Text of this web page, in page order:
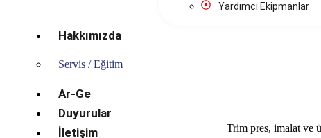
Yardımcı Ekipmanlar
Hakkımızda
Servis / Eğitim
Ar-Ge
Duyurular
İletişim
Trim pres, imalat ve